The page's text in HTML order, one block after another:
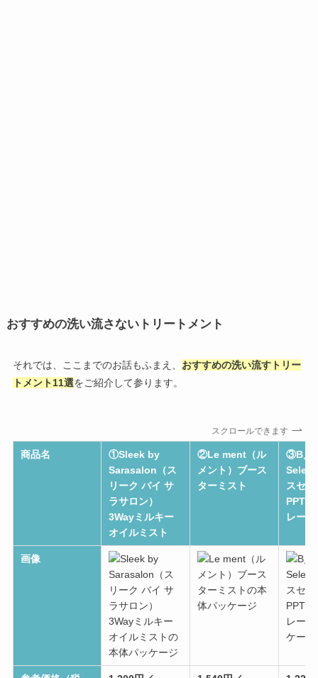
おすすめの洗い流さないトリートメント
それでは、ここまでのお話もふまえ、 おすすめの洗い流すトリー
トメント11選をご紹介して参ります。
スクロールできます
商品名
①Sleek by
Sarasalon（ス
リーク バイ サ
ラサロン）
3Wayミルキー
オイルミスト
②Le ment（ル
メント）ブース
ターミスト
③B／
Select
スセ
PPT
レー
画像